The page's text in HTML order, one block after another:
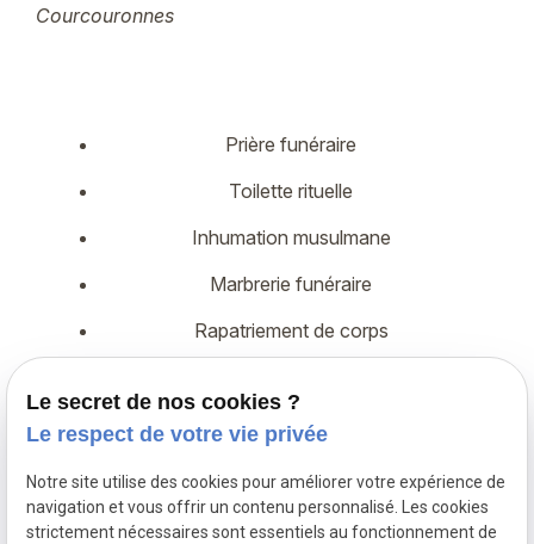
Courcouronnes
Prière funéraire
Toilette rituelle
Inhumation musulmane
Marbrerie funéraire
Rapatriement de corps
Assurance décès
Mentions légales
Siret :
82424645800015
Le secret de nos cookies ?
Le respect de votre vie privée
Notre site utilise des cookies pour améliorer votre expérience de
navigation et vous offrir un contenu personnalisé. Les cookies
strictement nécessaires sont essentiels au fonctionnement de